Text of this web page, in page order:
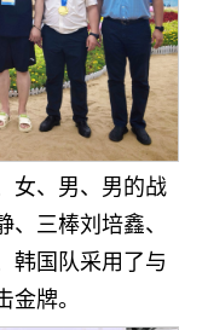
女、男、男的战
三棒刘培鑫、
韩国队采用了与
牌。